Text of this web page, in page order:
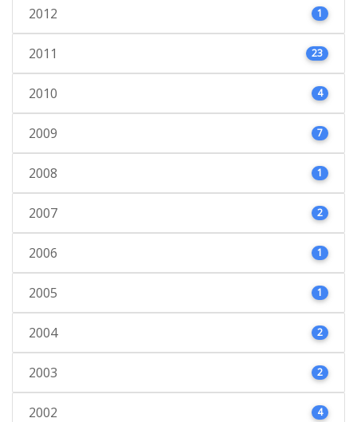
2012 1
2011 23
2010 4
2009 7
2008 1
2007 2
2006 1
2005 1
2004 2
2003 2
2002 4